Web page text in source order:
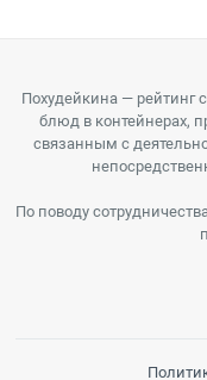
Похудейкина — рейтинг
блюд в контейнерах,
связанным с
По поводу